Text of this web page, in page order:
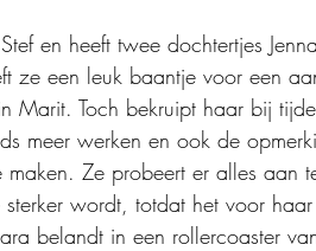
en heeft twee dochtertjes
ze een leuk baantje voor een
Marit. Toch bekruipt haar bij
meer werken en ook de
maken. Ze probeert er alles aan
wordt, totdat het voor
belandt in een rollercoaster